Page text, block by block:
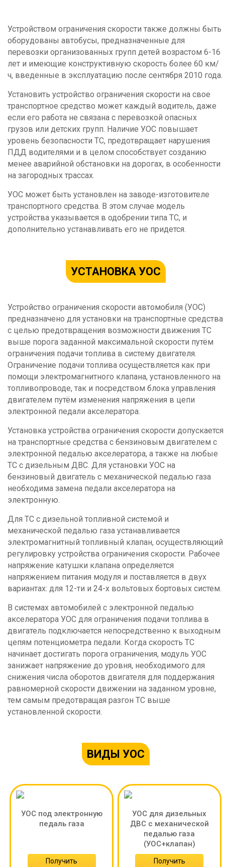
Устройством ограничения скорости также должны быть
оборудованы автобусы, предназначенные для
перевозки организованных групп детей возрастом 6-16
лет и имеющие конструктивную скорость более 60 км/
ч, введенные в эксплуатацию после сентября 2010 года.
Установить устройство ограничения скорости на свое
транспортное средство может каждый водитель, даже
если его работа не связана с перевозкой опасных
грузов или детских групп. Наличие УОС повышает
уровень безопасности ТС, предотвращает нарушения
ПДД водителями и в целом способствует созданию
менее аварийной обстановки на дорогах, в особенности
на загородных трассах.
УОС может быть установлен на заводе-изготовителе
транспортного средства. В этом случае модель
устройства указывается в одобрении типа ТС, и
дополнительно устанавливать его не придется.
УСТАНОВКА УОС
Устройство ограничения скорости автомобиля (УОС)
предназначено для установки на транспортные средства
с целью предотвращения возможности движения ТС
выше порога заданной максимальной скорости путём
ограничения подачи топлива в систему двигателя.
Ограничение подачи топлива осуществляется как при
помощи электромагнитного клапана, установленного на
топливопроводе, так и посредством блока управления
двигателем путём изменения напряжения в цепи
электронной педали акселератора.
Установка устройства ограничения скорости допускается
на транспортные средства с бензиновым двигателем с
электронной педалью акселератора, а также на любые
ТС с дизельным ДВС. Для установки УОС на
бензиновый двигатель с механической педалью газа
необходима замена педали акселератора на
электронную.
Для ТС с дизельной топливной системой и
механической педалью газа устанавливается
электромагнитный топливный клапан, осуществляющий
регулировку устройства ограничения скорости. Рабочее
напряжение катушки клапана определяется
напряжением питания модуля и поставляется в двух
вариантах: для 12-ти и 24-х вольтовых бортовых систем.
В системах автомобилей с электронной педалью
акселератора УОС для ограничения подачи топлива в
двигатель подключается непосредственно к выходным
цепям потенциометра педали. Когда скорость ТС
начинает достигать порога ограничения, модуль УОС
занижает напряжение до уровня, необходимого для
снижения числа оборотов двигателя для поддержания
равномерной скорости движении на заданном уровне,
тем самым предотвращая разгон ТС выше
установленной скорости.
ВИДЫ УОС
УОС под электронную
педаль газа
Получить
УОС для дизельных
ДВС с механической
педалью газа
(УОС+клапан)
Получить